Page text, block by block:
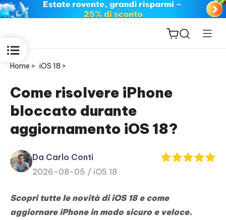
ReiBoot
for iOS
PDNob
PDF
New
iAnyGo
Home > iOS 18 >
Come risolvere iPhone
bloccato durante
aggiornamento iOS 18?
Da Carlo Conti
2026-08-05 / iOS 18
Scopri tutte le novità di iOS 18 e come
aggiornare iPhone in modo sicuro e veloce.